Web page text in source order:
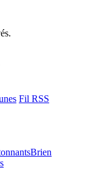
Fil RSS
Étiquettes
Brien